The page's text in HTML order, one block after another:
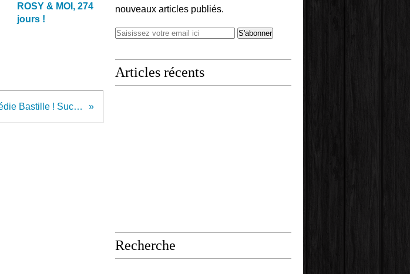
ROSY & MOI, 274
jours !
NAPO à la Comédie Bastille ! Succès ! Reprise !
nouveaux articles publiés.
Articles récents
Recherche